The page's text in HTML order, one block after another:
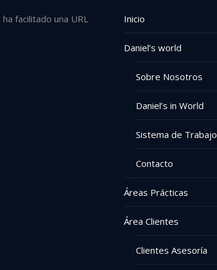
facilitado una URL
Inicio
Daniel’s world
Sobre Nosotros
Daniel’s in World
Sistema de Trabajo
Contacto
Áreas Prácticas
Área Clientes
Clientes Asesoría